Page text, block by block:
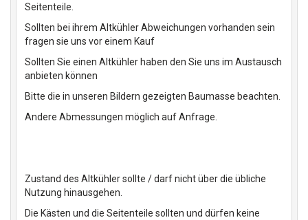
Seitenteile.
Sollten bei ihrem Altkühler Abweichungen vorhanden sein
fragen sie uns vor einem Kauf
Sollten Sie einen Altkühler haben den Sie uns im Austausch
anbieten können
Bitte die in unseren Bildern gezeigten Baumasse beachten.
Andere Abmessungen möglich auf Anfrage.
Zustand des Altkühler sollte / darf nicht über die übliche
Nutzung hinausgehen.
Die Kästen und die Seitenteile sollten und dürfen keine